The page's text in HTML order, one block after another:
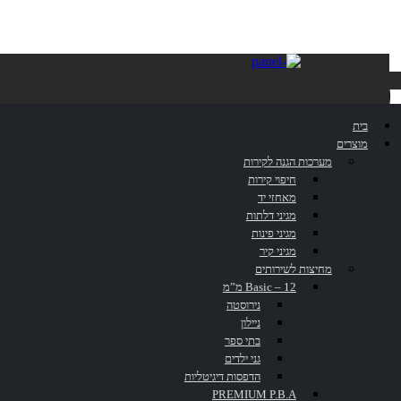
בית
מוצרים
מערכות הגנה לקירות
חיפוי קירות
מאחזי יד
מגיני דלתות
מגיני פינות
מגיני קיר
מחיצות לשירותים
Basic – 12 מ”מ
נירוסטה
ניילון
בתי ספר
גני ילדים
הדפסות דיגיטליות
PREMIUM P.B.A
HR-SSR
דף הבית קטלוג»מאחז יד – 400-HR-SSR